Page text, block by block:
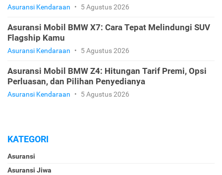
Asuransi Kendaraan • 5 Agustus 2026
Asuransi Mobil BMW X7: Cara Tepat Melindungi SUV
Flagship Kamu
Asuransi Kendaraan • 5 Agustus 2026
Asuransi Mobil BMW Z4: Hitungan Tarif Premi, Opsi
Perluasan, dan Pilihan Penyedianya
Asuransi Kendaraan • 5 Agustus 2026
KATEGORI
Asuransi
Asuransi Jiwa